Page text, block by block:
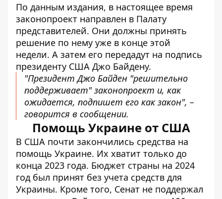
По данным издания, в настоящее время
законопроект направлен в Палату
представителей. Они должны принять
решение по нему уже в конце этой
недели. А затем его передадут на подпись
президенту США Джо Байдену.
"Президент Джо Байден "решительно
поддерживает" законопроект и, как
ожидается, подпишет его как закон", –
говорится в сообщении.
Помощь Украине от США
В США почти закончились средства на
помощь Украине. Их хватит только до
конца 2023 года. Бюджет страны на 2024
год был принят без учета средств для
Украины. Кроме того, Сенат не поддержал